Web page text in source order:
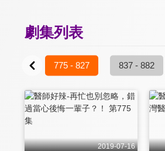
劇集列表
775 - 827 837 - 882
2019-07-16